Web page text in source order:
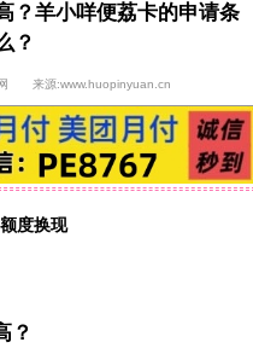
？羊小咩便荔卡的申请条
？
来源:www.huopinyuan.cn
度换现
？